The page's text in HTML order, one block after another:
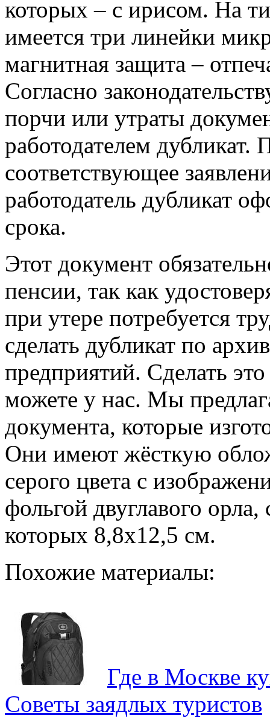
которых – с ирисом. На
имеется три линейки
магнитная защита –
Согласно
порчи или утраты
работодателем дубликат.
соответствующее
работодатель дубликат
срока.
Этот документ
пенсии, так как
при утере потребуется
сделать дубликат по
предприятий. Сделать
можете у нас. Мы
документа, которые
Они имеют жёсткую
серого цвета с
фольгой двуглавого
которых 8,8х12,5 см.
Похожие материалы:
Где в Москве
Советы заядлых туристов